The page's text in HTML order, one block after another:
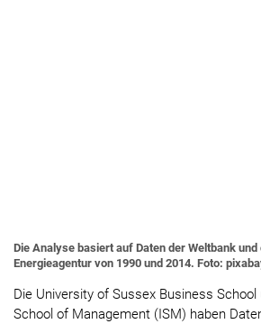
Die Analyse basiert auf Daten der Weltbank
Energieagentur von 1990 und 2014. Foto:
Die University of Sussex Business School
School of Management (ISM) haben